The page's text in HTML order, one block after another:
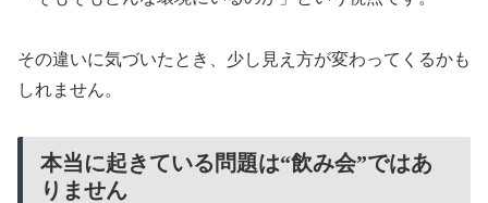
その違いに気づいたとき、少し見え方が変わってくるかも
しれません。
本当に起きている問題は“飲み会”ではあ
りません